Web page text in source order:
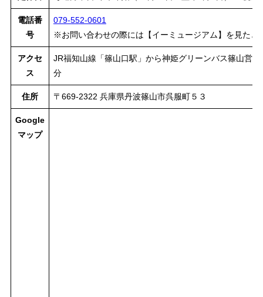
電話番
号
079-552-0601
※お問い合わせの際には【イーミュージアム】を見たと
アクセ
ス
JR福知山線「篠山口駅」から神姫グリーンバス篠山営
分
住所 〒669-2322 兵庫県丹波篠山市呉服町５３
Google
マップ